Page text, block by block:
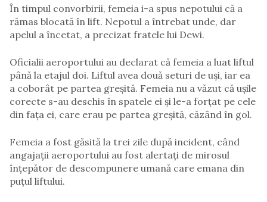
În timpul convorbirii, femeia i-a spus nepotului că a
rămas blocată în lift. Nepotul a întrebat unde, dar
apelul a încetat, a precizat fratele lui Dewi.
Oficialii aeroportului au declarat că femeia a luat liftul
până la etajul doi. Liftul avea două seturi de uși, iar ea
a coborât pe partea greșită. Femeia nu a văzut că uşile
corecte s-au deschis în spatele ei și le-a forțat pe cele
din fața ei, care erau pe partea greșită, căzând în gol.
Femeia a fost găsită la trei zile după incident, când
angajații aeroportului au fost alertați de mirosul
înțepător de descompunere umană care emana din
puțul liftului.